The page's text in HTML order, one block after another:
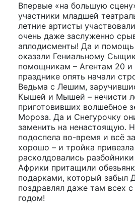
Впервые «на большую
участники младшей
летние артисты
очень даже заслуженно
аплодисменты! Да и
оказали Гениальному
помощникам – Агентам 20 и
празднике опять начали
Ведьма с Лешим,
Кышей и Мышей – нечисти
приготовивших волшебное
Мороза. Да и Снегурочку
заменить на ненастоящую.
подоспела во-время и всё
хорошо – и тройка
расколдовались
Африки притащили
подарками, который забыл
поздравлял даже там всех
годом!